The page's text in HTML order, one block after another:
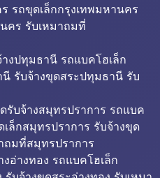
รถขุดเล็กกรุงเทพมหานคร
คร รับเหมาถมที่
งปทุมธานี รถแบคโฮเล็ก
รับจ้างขุดสระปทุมธานี รับ
รับจ้างสมุทรปราการ รถแบค
ล็กสมุทรปราการ รับจ้างขุด
ถมที่สมุทรปราการ
อ่างทอง รถแบคโฮเล็ก